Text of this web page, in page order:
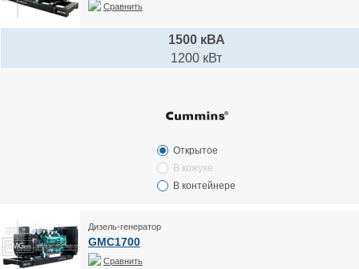
Сравнить
1500 кВА
1200 кВт
Открытое
В кожухе
В контейнере
Дизель-генератор
GMC1700
Сравнить